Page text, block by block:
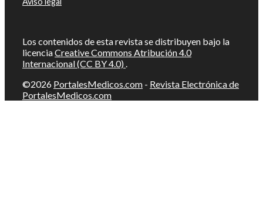
Los contenidos de esta revista se distribuyen bajo la
licenciaCreative Commons Atribución 4.0
Internacional (CC BY 4.0) .
©2026 PortalesMedicos.com - Revista Electrónica de
PortalesMedicos.com